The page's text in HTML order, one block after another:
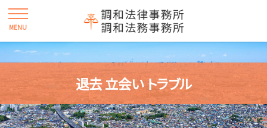
退去 立会い トラブル